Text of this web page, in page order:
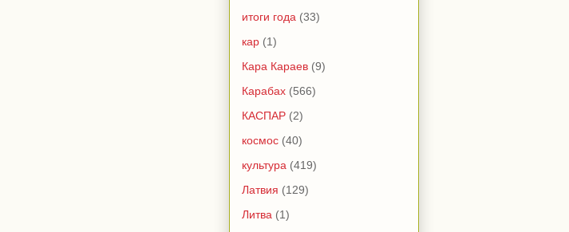
итоги года (33)
кар (1)
Кара Караев (9)
Карабах (566)
КАСПАР (2)
космос (40)
культура (419)
Латвия (129)
Литва (1)